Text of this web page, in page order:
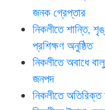
জনক গ্রেপ্তার
নিকলীতে শান্তি,
প্রশিক্ষণ অনুষ্ঠিত
নিকলীতে অবাধে
জনপদ
নিকলীতে অতিরিক্ত